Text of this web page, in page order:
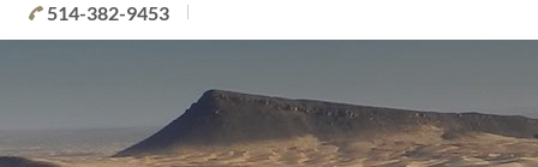
514-382-9453